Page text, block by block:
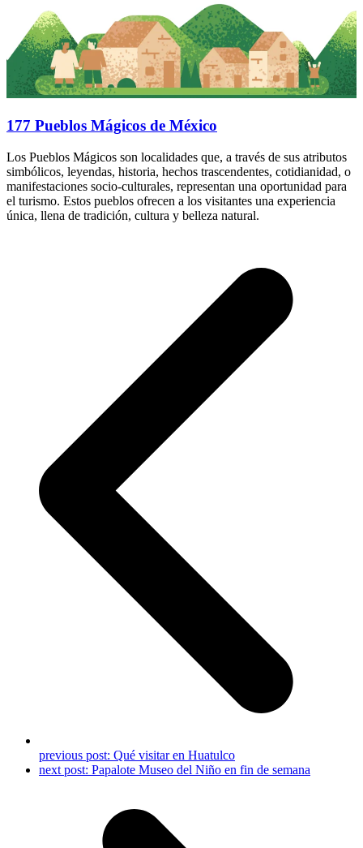
177 Pueblos Mágicos de México
Los Pueblos Mágicos son localidades que, a través de sus atributos
simbólicos, leyendas, historia, hechos trascendentes, cotidianidad, o
manifestaciones socio-culturales, representan una oportunidad para
el turismo. Estos pueblos ofrecen a los visitantes una experiencia
única, llena de tradición, cultura y belleza natural.
previous post: Qué visitar en Huatulco
next post: Papalote Museo del Niño en fin de semana